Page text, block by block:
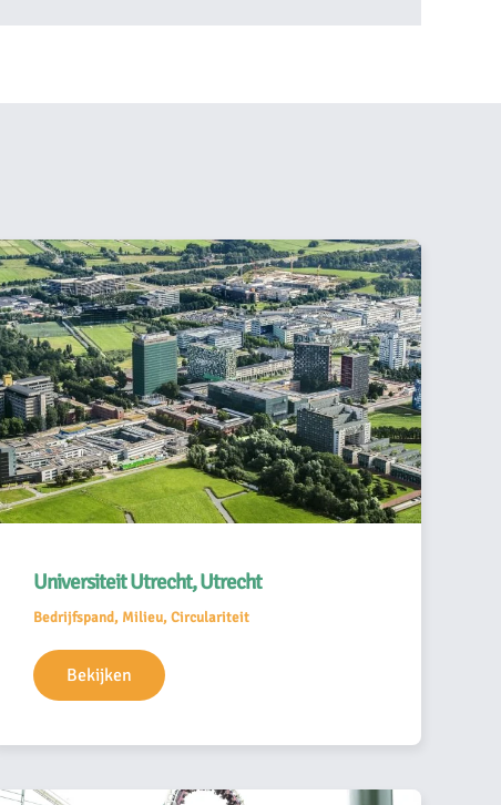
Universiteit Utrecht, Utrecht
Bedrijfspand, Milieu, Circulariteit
Bekijken